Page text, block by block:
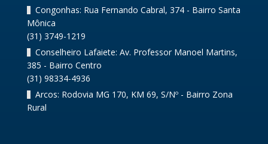
Congonhas: Rua Fernando Cabral, 374 - Bairro Santa
Mônica
(31) 3749-1219
Conselheiro Lafaiete: Av. Professor Manoel Martins,
385 - Bairro Centro
(31) 98334-4936
Arcos: Rodovia MG 170, KM 69, S/Nº - Bairro Zona
Rural